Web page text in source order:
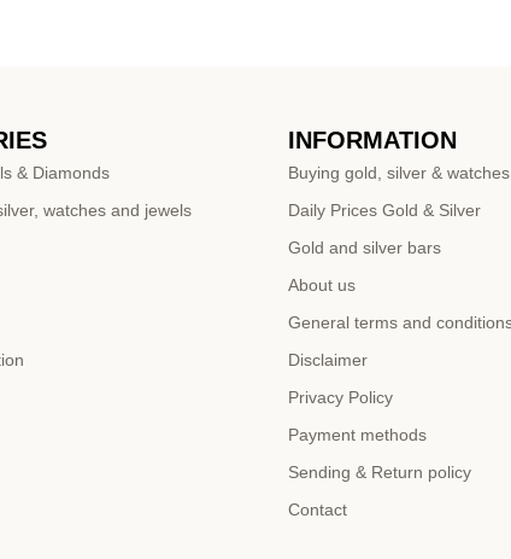
& Diamonds
watches and jewels
INFORMATION
Buying gold, silver & watches
Daily Prices Gold & Silver
Gold and silver bars
About us
General terms and
Disclaimer
Privacy Policy
Payment methods
Sending & Return policy
Contact